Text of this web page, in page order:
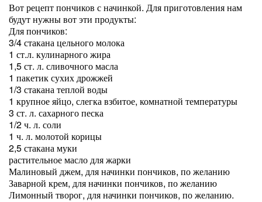
Вот рецепт пончиков с начинкой. Для приготовления нам
будут нужны вот эти продукты:
Для пончиков:
3/4 стакана цельного молока
1 ст.л. кулинарного жира
1,5 ст. л. сливочного масла
1 пакетик сухих дрожжей
1/3 стакана теплой воды
1 крупное яйцо, слегка взбитое, комнатной температуры
3 ст. л. сахарного песка
1/2 ч. л. соли
1 ч. л. молотой корицы
2,5 стакана муки
растительное масло для жарки
Малиновый джем, для начинки пончиков, по желанию
Заварной крем, для начинки пончиков, по желанию
Лимонный творог, для начинки пончиков, по желанию.